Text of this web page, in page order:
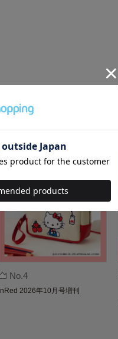
No.4
InRed 2026年10月号増刊